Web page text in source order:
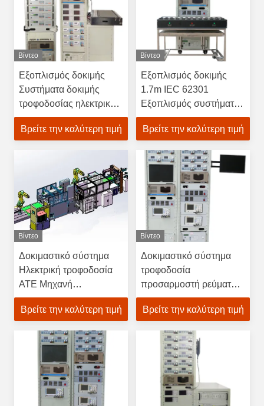
Βίντεο
Εξοπλισμός δοκιμής
Συστήματα δοκιμής
τροφοδοσίας ηλεκτρικής
ενέργειας
Βρείτε την καλύτερη τιμή
Βίντεο
Εξοπλισμός δοκιμής
1.7m IEC 62301
Εξοπλισμός συστήματος
δοκιμής αυτόματης
τροφοδοσίας για PCB
Βρείτε την καλύτερη τιμή
Βίντεο
Δοκιμαστικό σύστημα
Ηλεκτρική τροφοδοσία
ATE Μηχανή
δοκιμαστικού
εξοπλισμού
γραμμή
συναρμολόγησης
Προσαρμοσμένη
Βρείτε την καλύτερη τιμή
Βίντεο
Δοκιμαστικό σύστημα
τροφοδοσία
προσαρμοστή ρεύματος
ATE Αυτοματοποιημένο
εξοπλισμό δοκιμής
Βρείτε την καλύτερη τιμή